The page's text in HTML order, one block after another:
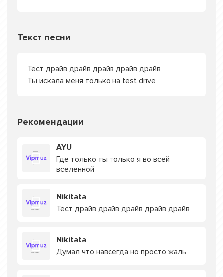
Текст песни
Тест драйв драйв драйв драйв драйв
Ты искала меня только на test drive
Рекомендации
AYU
Где только ты только я во всей
вселенной
Nikitata
Тест драйв драйв драйв драйв драйв
Nikitata
Думал что навсегда но просто жаль